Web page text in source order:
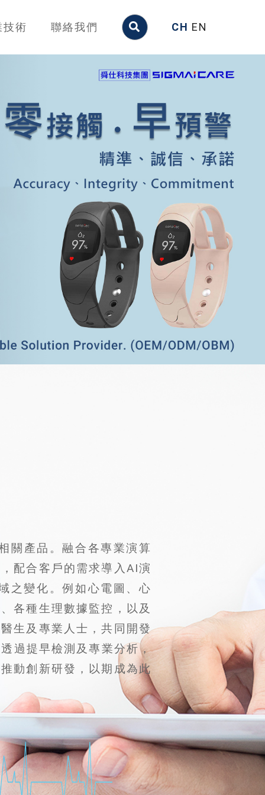
技術 聯絡我們 CH EN
關產品。融合各專業演算
配合客戶的需求導入AI演
之變化。例如心電圖、心
各種生理數據監控，以及
生及專業人士，共同開發
過提早檢測及專業分析，
動創新研發，以期成為此